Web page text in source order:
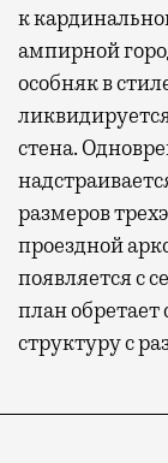
к
ампирной
особняк в
стена.
размеров
проездной
появляется с
план
структуру с